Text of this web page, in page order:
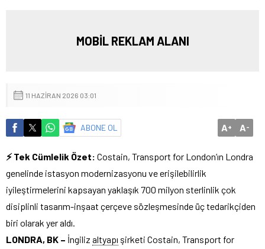
MOBİL REKLAM ALANI
11 HAZIRAN 2026 03:01
ABONE OL A+ A-
⚡ Tek Cümlelik Özet: Costain, Transport for London’ın Londra
genelinde istasyon modernizasyonu ve erişilebilirlik
iyileştirmelerini kapsayan yaklaşık 700 milyon sterlinlik çok
disiplinli tasarım-inşaat çerçeve sözleşmesinde üç tedarikçiden
biri olarak yer aldı.
LONDRA, BK – İngiliz altyapı şirketi Costain, Transport for